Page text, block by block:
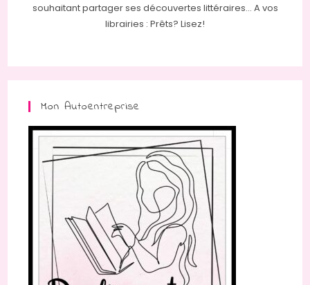
souhaitant partager ses découvertes littéraires... A vos
librairies : Prêts? Lisez!
Mon Autoentreprise